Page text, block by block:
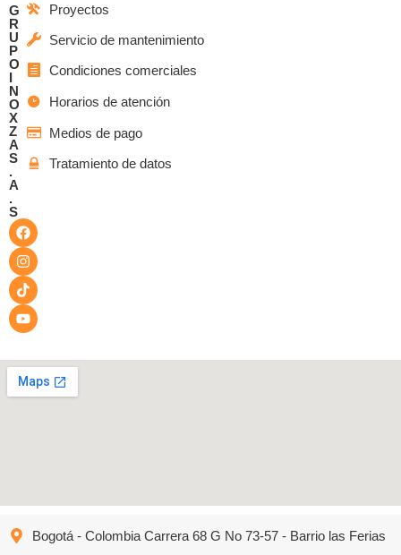
G
R
U
P
O
I
N
O
X
Z
A
S
.
A
.
S
Proyectos
Servicio de mantenimiento
Condiciones comerciales
Horarios de atención
Medios de pago
Tratamiento de datos
Bogotá - Colombia Carrera 68 G No 73-57 - Barrio las Ferias